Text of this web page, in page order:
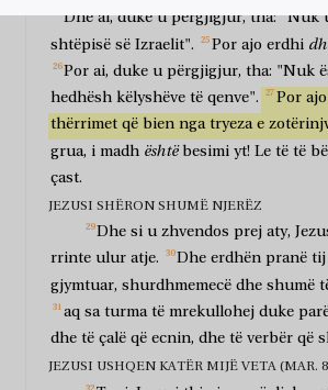
Dhe ai, duke u përgjigjur, tha: "Nuk
shtëpisë së Izraelit". Por ajo erdhi
Por ai, duke u përgjigjur, tha: "Nuk
hedhësh këlyshëve të qenve". Por ajo
thërrimet që bien nga tryeza e
grua, i madh është besimi yt! Le të të
çast.
JEZUSI SHËRON SHUMË NJERËZ
Dhe si u zhvendos prej aty,
rrinte ulur atje. Dhe erdhën pranë tij
gjymtuar, shurdhmemecë dhe shumë
aq sa turma të mrekullohej duke
dhe të çalë që ecnin, dhe të verbër që
JEZUSI USHQEN KATËR MIJË VETA (MAR.